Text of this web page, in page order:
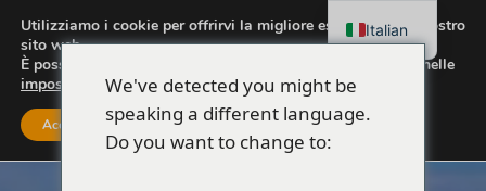
We've detected you might be
speaking a different language.
Do you want to change to:
Utilizziamo i cookie per offrirvi la migliore esperienza sul nostro
sito web.
È possibile scoprire quali cookie utilizziamo o disattivarli nelle
impostazioni.
Accettare Impostazioni
Italian